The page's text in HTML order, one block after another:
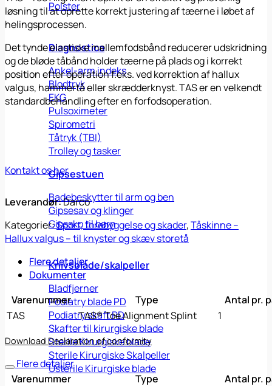
Polster
Diagnostica
Ankel-arm indeks
Blodtryk
EKG
Pulsoximeter
Spirometri
Tåtryk (TBI)
Trolley og tasker
Gipsestuen
Badebeskytter til arm og ben
Gipsesav og klinger
Gipssko til børn
Knivsblade/skalpeller
Bladfjerner
Podiatry blade PD
Podiatry skaft PD
Skafter til kirurgiske blade
Sterile Kirurgiske blade
Sterile Kirurgiske Skalpeller
Usterile Kirurgiske blade
løsning til at oprette korrekt justering af tæerne i løbet af
helingsprocessen.
Det tynde elastiske mellemfodsbånd reducerer udskridning
og de bløde tåbånd holder tæerne på plads og i korrekt
position efter operation f.eks. ved korrektion af hallux
valgus, hammertå eller skrædderknyst. TAS er en velkendt
standardbehandling efter en forfodsoperation.
Kontakt os her
Leverandør:Darco
Kategorier:Sport, forebyggelse og skader,Tåskinne –
Hallux valgus – til knyster og skæv storetå
Flere detaljer
Dokumenter
Varenummer
Type
Antal pr.
TAS
TAS® Toe Alignment Splint 1
Download Declaration of conformity
Flere detaljer
Varenummer
Type
Antal pr.